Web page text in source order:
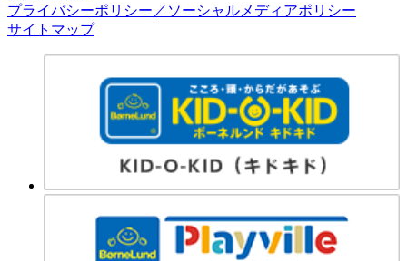
プライバシーポリシー／ソーシャルメディアポリシー
サイトマップ